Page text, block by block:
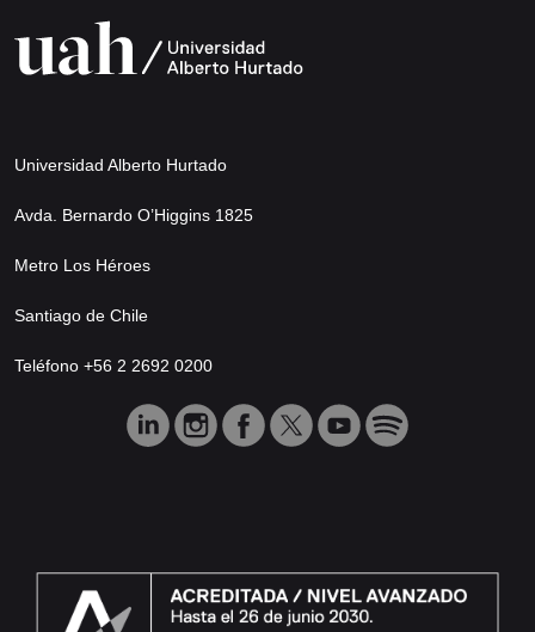
Universidad Alberto Hurtado
Avda. Bernardo O’Higgins 1825
Metro Los Héroes
Santiago de Chile
Teléfono +56 2 2692 0200